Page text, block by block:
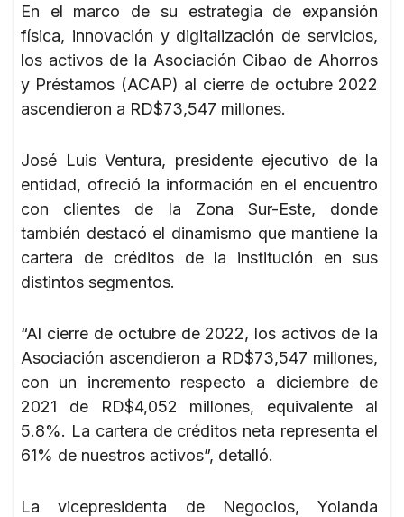
En el marco de su estrategia de expansión
física, innovación y digitalización de servicios,
los activos de la Asociación Cibao de Ahorros
y Préstamos (ACAP) al cierre de octubre 2022
ascendieron a RD$73,547 millones.
José Luis Ventura, presidente ejecutivo de la
entidad, ofreció la información en el encuentro
con clientes de la Zona Sur-Este, donde
también destacó el dinamismo que mantiene la
cartera de créditos de la institución en sus
distintos segmentos.
“Al cierre de octubre de 2022, los activos de la
Asociación ascendieron a RD$73,547 millones,
con un incremento respecto a diciembre de
2021 de RD$4,052 millones, equivalente al
5.8%. La cartera de créditos neta representa el
61% de nuestros activos”, detalló.
La vicepresidenta de Negocios, Yolanda